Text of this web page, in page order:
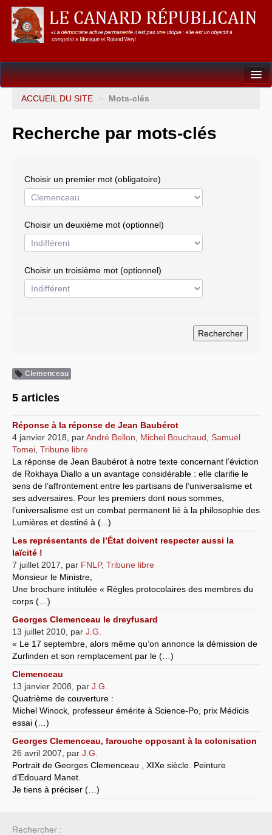
Dossiers
Gouvernance mondiale & mondialisation
Résistances
Systèmes & société sous contrôle
ACCUEIL DU SITE > Mots-clés
Recherche par mots-clés
Choisir un premier mot (obligatoire)
Choisir un deuxième mot (optionnel)
Choisir un troisième mot (optionnel)
Clemenceau
5 articles
Réponse à la réponse de Jean Baubérot
4 janvier 2018
parAndré Bellon Michel Bouchaud Samuël
Tomei Tribune libre
La réponse de Jean Baubérot à notre texte concernant l’éviction
de Rokhaya Diallo a un avantage considérable : elle clarifie le
sens de l’affrontement entre les partisans de l’universalisme et
ses adversaires. Pour les premiers dont nous sommes,
l’universalisme est un combat permanent lié à la philosophie des
Lumières et destiné à (...)
Les représentants de l’État doivent respecter aussi la
laïcité !
7 juillet 2017
par FNLP, Tribune libre
Monsieur le Ministre,
Une brochure intitulée « Règles protocolaires des membres du
corps (…)
Georges Clemenceau le dreyfusard
13 juillet 2010 par J.G.
« Le 17 septembre, alors même qu’on annonce la démission de
Zurlinden et son remplacement par le (…)
Clemenceau
13 janvier 2008
par J.G.
Quatrième de couverture :
Michel Winock, professeur émérite à Science-Po, prix Médicis
essai (…)
Georges Clemenceau, farouche opposant à la colonisation
26 avril 2007
par J.G.
Portrait de Georges Clemenceau , XIXe siècle. Peinture
d’Edouard Manet.
Je tiens à préciser (…)
Rechercher :